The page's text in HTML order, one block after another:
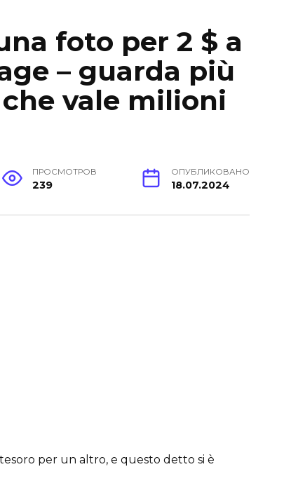
foto per 2 $ a
– guarda più
vale milioni
ПРОСМОТРОВ
239
ОПУБЛИКОВАНО
18.07.2024
per un altro, e questo detto si è